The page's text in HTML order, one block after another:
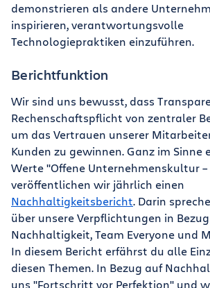
demonstrieren als andere
inspirieren, verantwortungsvolle
Technologiepraktiken einzuführen.
Berichtfunktion
Wir sind uns bewusst, dass
Rechenschaftspflicht von zentraler
um das Vertrauen unserer
Kunden zu gewinnen. Ganz im Sinne
Werte "Offene Unternehmenskultur
veröffentlichen wir jährlich einen
Nachhaltigkeitsbericht. Darin
über unsere Verpflichtungen in
Nachhaltigkeit, Team Everyone und
In diesem Bericht erfährst du alle
diesen Themen. In Bezug auf
uns "Fortschritt vor Perfektion" und